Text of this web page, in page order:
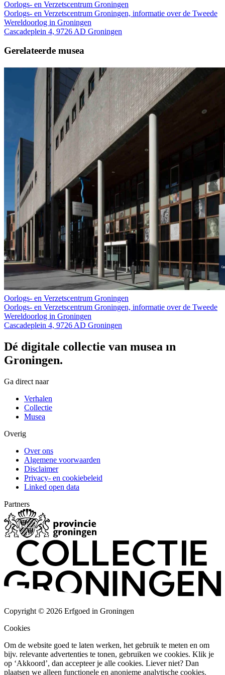
Oorlogs- en Verzetscentrum Groningen
Oorlogs- en Verzetscentrum Groningen, informatie over de Tweede
Wereldoorlog in Groningen
Cascadeplein 4, 9726 AD Groningen
Gerelateerde musea
Oorlogs- en Verzetscentrum Groningen
Oorlogs- en Verzetscentrum Groningen, informatie over de Tweede
Wereldoorlog in Groningen
Cascadeplein 4, 9726 AD Groningen
Dé digitale collectie van musea in
Groningen.
Ga direct naar
Verhalen
Collectie
Musea
Overig
Over ons
Algemene voorwaarden
Disclaimer
Privacy- en cookiebeleid
Linked open data
Partners
Copyright © 2026 Erfgoed in Groningen
Cookies
Om de website goed te laten werken, het gebruik te meten en om
bijv. relevante advertenties te tonen, gebruiken we cookies. Klik je
op ‘Akkoord’, dan accepteer je alle cookies. Liever niet? Dan
plaatsen we alleen functionele en anonieme analytische cookies.